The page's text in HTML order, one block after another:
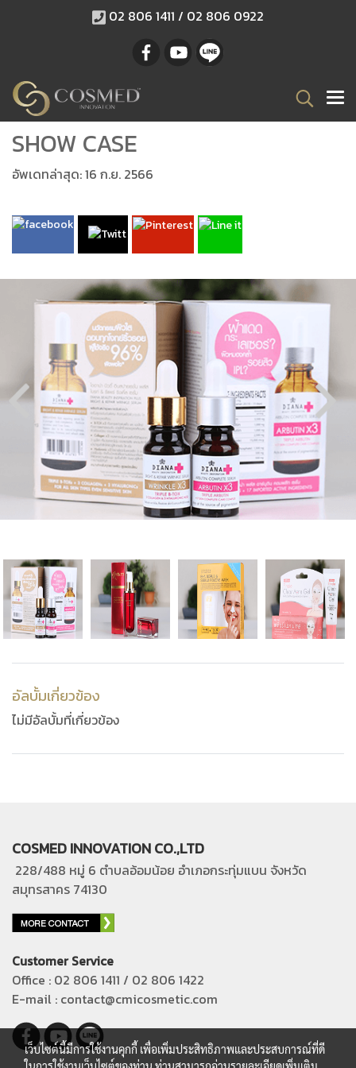
02 806 1411 / 02 806 0922
SHOW CASE
อัพเดทล่าสุด: 16 ก.ย. 2566
อัลบั้มเกี่ยวข้อง
ไม่มีอัลบั้มที่เกี่ยวข้อง
COSMED INNOVATION CO.,LTD
228/488 หมู่ 6 ตำบลอ้อมน้อย อำเภอกระทุ่มแบน จังหวัด
สมุทรสาคร 74130
Customer Service
Office : 02 806 1411 / 02 806 1422
E-mail : contact@cmicosmetic.com
เว็บไซต์นี้มีการใช้งานคุกกี้ เพื่อเพิ่มประสิทธิภาพและประสบการณ์ที่ดี